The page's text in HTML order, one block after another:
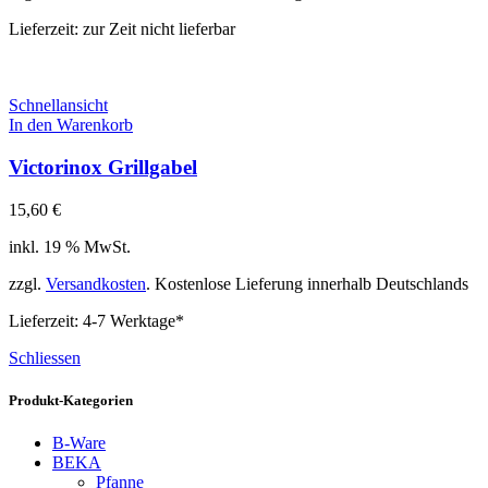
Lieferzeit: zur Zeit nicht lieferbar
Schnellansicht
In den Warenkorb
Victorinox Grillgabel
15,60 €
inkl. 19 % MwSt.
zzgl. Versandkosten. Kostenlose Lieferung innerhalb Deutschlands
Lieferzeit: 4-7 Werktage*
Schliessen
Produkt-Kategorien
B-Ware
BEKA
Pfanne